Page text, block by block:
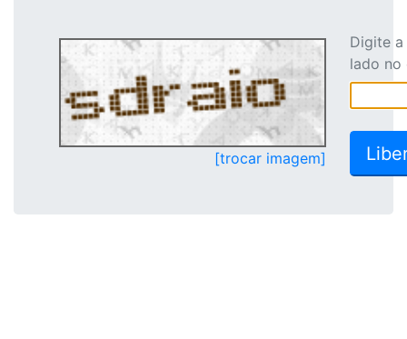
[trocar imagem]
Digite
lado no